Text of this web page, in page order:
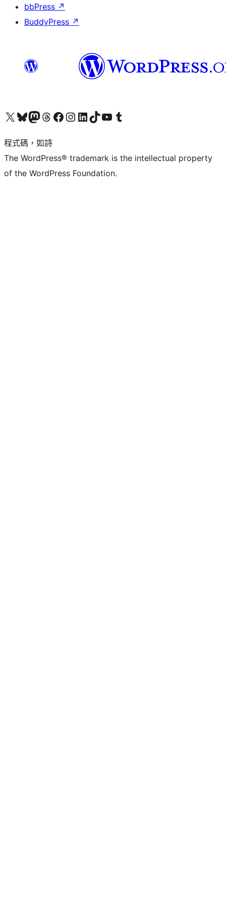
bbPress ↗
BuddyPress ↗
查看我們的 X (之前的 Twitter) 帳號造訪我們的 Bluesky 帳號造訪我們的 Mastodon 帳號造訪我們的 Threads 帳號 造訪我們的 Facebook 粉絲專頁Visit our Instagram account
Visit our LinkedIn account
造訪我們的 TikTok 帳號Visit our YouTube channel
造訪我們的 Tumblr 帳號
程式碼，如詩
The WordPress® trademark is the intellectual property
of the WordPress Foundation.